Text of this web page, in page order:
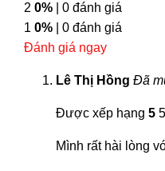
2 0% | 0 đánh giá
1 0% | 0 đánh giá
Đánh giá ngay
Lê Thị Hồng Đã
Được xếp hạng 5
Mình rất hài lòng